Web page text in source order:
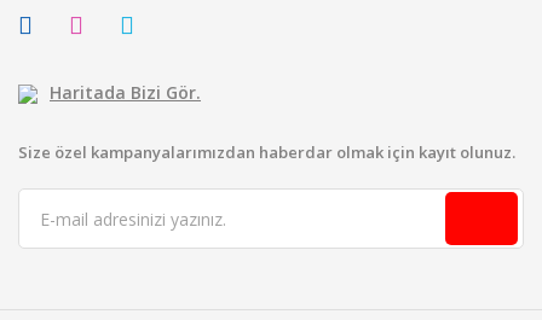
Haritada Bizi Gör.
Size özel kampanyalarımızdan haberdar olmak için kayıt olunuz.